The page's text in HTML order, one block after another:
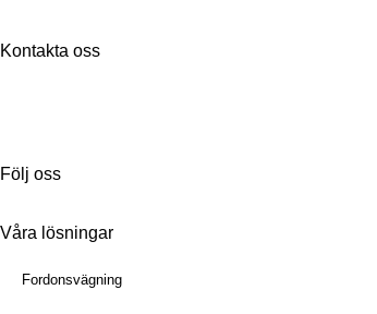
Kontakta oss
Följ oss
Våra lösningar
Fordonsvägning